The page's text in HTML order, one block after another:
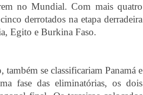
no Mundial. Com mais quatro
derrotados na etapa derradeira
Egito e Burkina Faso.
se classificariam Panamá e
fase das eliminatórias, os dois